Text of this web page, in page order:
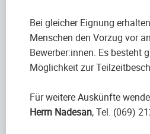
Bei gleicher Eignung
Menschen den Vorzug vor
Bewerber:innen. Es besteht
Möglichkeit zur
Für weitere Auskünfte
Herrn Nadesan, Tel. (069)